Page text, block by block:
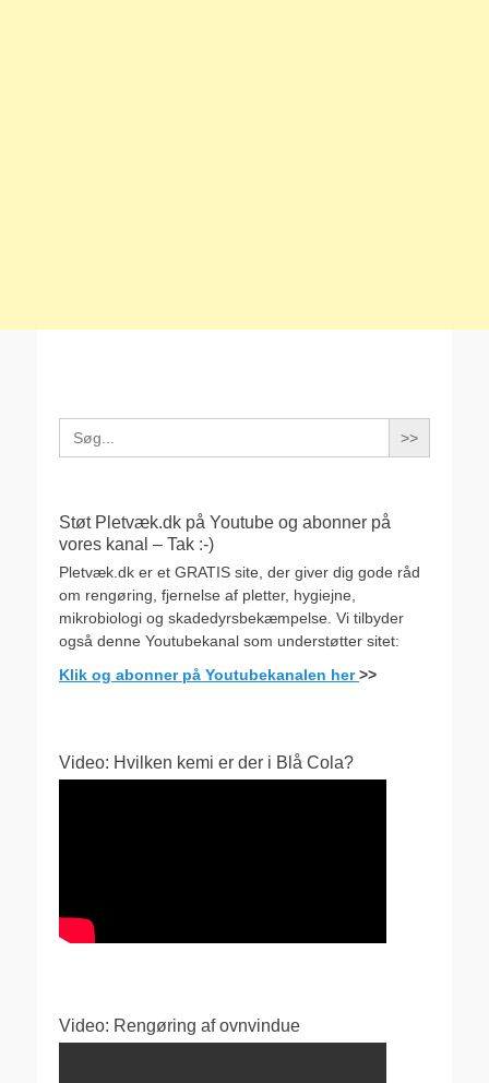
Search
for:
Støt Pletvæk.dk på Youtube og abonner på
vores kanal – Tak :-)
Pletvæk.dk er et GRATIS site, der giver dig gode råd
om rengøring, fjernelse af pletter, hygiejne,
mikrobiologi og skadedyrsbekæmpelse. Vi tilbyder
også denne Youtubekanal som understøtter sitet:
Klik og abonner på Youtubekanalen her>>
Video: Hvilken kemi er der i Blå Cola?
Video: Rengøring af ovnvindue